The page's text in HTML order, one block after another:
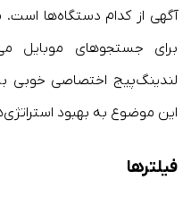
برای جستجوهای موبایل
لندینگ‌پیج اختصاصی خوبی
این موضوع به بهبود
فیلترها